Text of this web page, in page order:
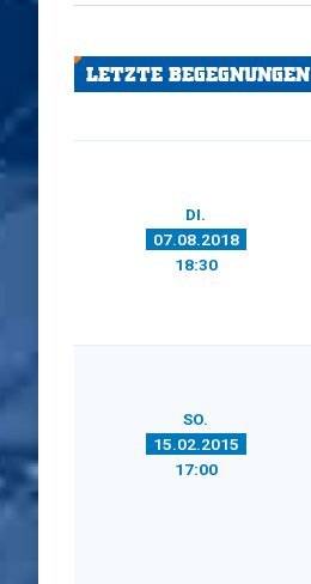
LETZTE BEGEGNUNGEN
DI.
07.08.2018
18:30
SO.
15.02.2015
17:00